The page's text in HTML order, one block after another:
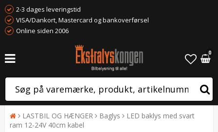
2-3 dages leveringstid
VISA/Dankort, Mastercard og bankoverførsel
Online siden 2006
0
LASTBIL OG HÆNGER Baglys
LED baklys med svart
ram 12-24V 40cm kabel